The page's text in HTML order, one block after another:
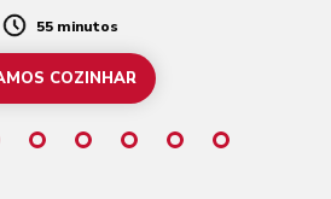
Duration
55 minutos
COZINHAR